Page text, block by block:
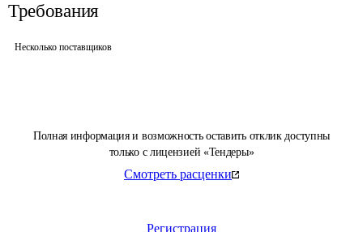
Полная информация и возможность оставить отклик доступны
только с лицензией «Тендеры»
Смотреть расценки
Регистрация
Требования
Несколько поставщиков